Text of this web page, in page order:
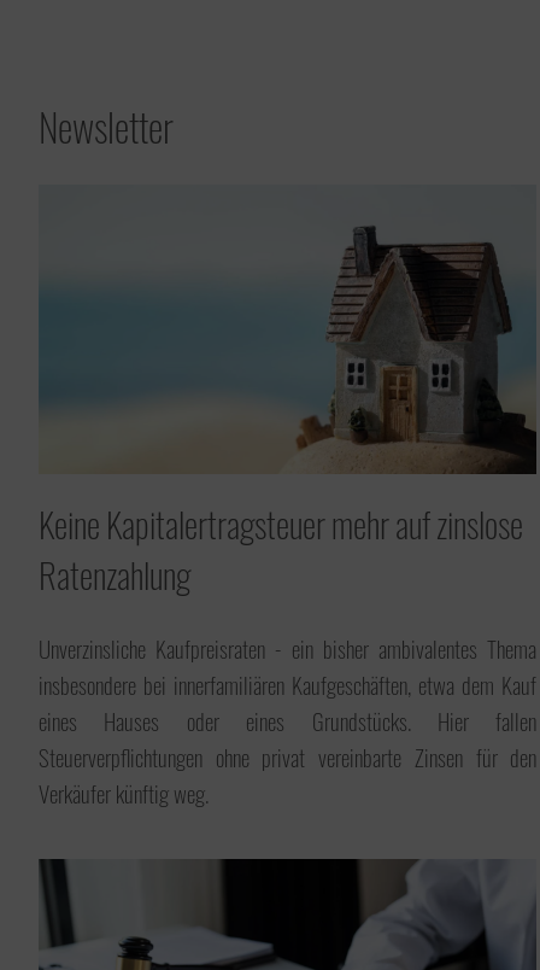
Steuerberater
Wissen spart Steuern
Unternehmensmanagement
Onlinehandel
Buchhaltung Online
Newsletter
Keine Kapitalertragsteuer mehr auf zinslose
Ratenzahlung
Unverzinsliche Kaufpreisraten - ein bisher ambivalentes Thema
insbesondere bei innerfamiliären Kaufgeschäften, etwa dem Kauf
eines Hauses oder eines Grundstücks. Hier fallen
Steuerverpflichtungen ohne privat vereinbarte Zinsen für den
Verkäufer künftig weg.